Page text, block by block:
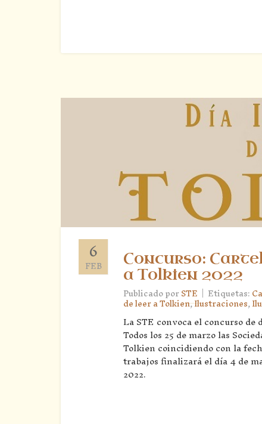
6
FEB
Concurso:
a Tolkien 2022
Publicado porSTE | Etiquetas:
de leer a Tolkien,Ilustraciones,
La STE convoca el concurso
Todos los 25 de marzo las
Tolkien coincidiendo con la
trabajos finalizará el día 4 de
2022.